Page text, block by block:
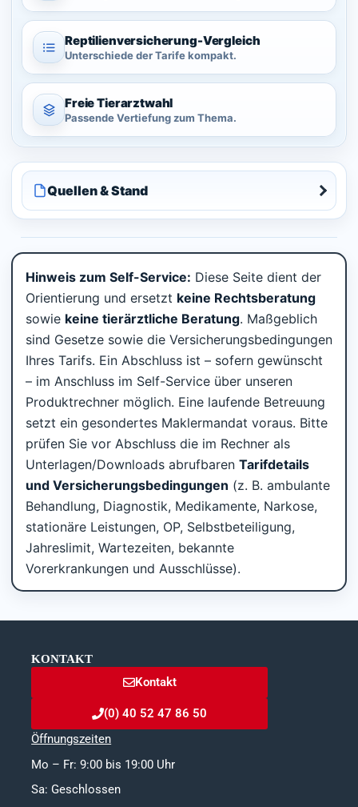
Reptilienversicherung-Vergleich
Unterschiede der Tarife kompakt.
FreieTierarztwahl
Passende Vertiefung zum Thema.
Quellen & Stand
Hinweis zum Self-Service: Diese Seite dient der
Orientierung und ersetzt keine Rechtsberatung
sowie keine tierärztliche Beratung. Maßgeblich
sind Gesetze sowie die Versicherungsbedingungen
Ihres Tarifs. Ein Abschluss ist – sofern gewünscht
– im Anschluss im Self-Service über unseren
Produktrechner möglich. Eine laufende Betreuung
setzt ein gesondertes Maklermandat voraus. Bitte
prüfen Sie vor Abschluss die im Rechner als
Unterlagen/Downloads abrufbaren Tarifdetails
und Versicherungsbedingungen (z. B. ambulante
Behandlung, Diagnostik, Medikamente, Narkose,
stationäre Leistungen, OP, Selbstbeteiligung,
Jahreslimit, Wartezeiten, bekannte
Vorerkrankungen und Ausschlüsse).
KONTAKT
Kontakt
(0) 40 52 47 86 50
Öffnungszeiten
Mo – Fr: 9:00 bis 19:00 Uhr
Sa: Geschlossen